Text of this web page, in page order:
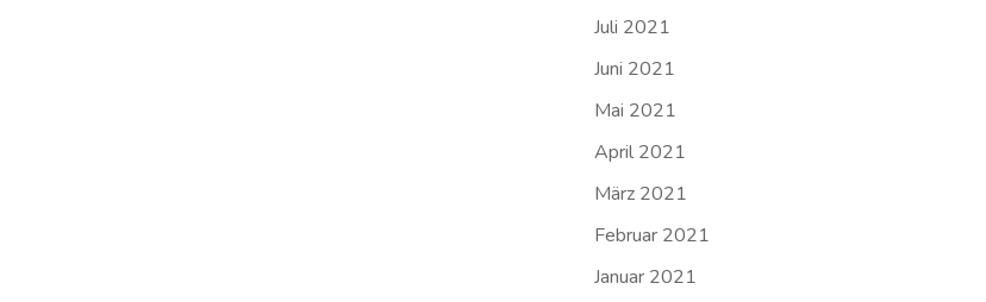
Juli 2021
Juni 2021
Mai 2021
April 2021
März 2021
Februar 2021
Januar 2021